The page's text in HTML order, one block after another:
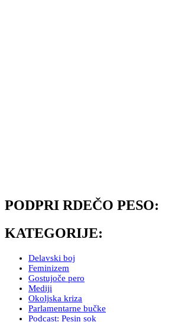
PODPRI RDEČO PESO:
KATEGORIJE:
Delavski boj
Feminizem
Gostujoče pero
Mediji
Okoljska kriza
Parlamentarne bučke
Podcast: Pesin sok